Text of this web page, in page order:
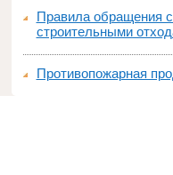
Правила обращения
строительными
Противопожарная